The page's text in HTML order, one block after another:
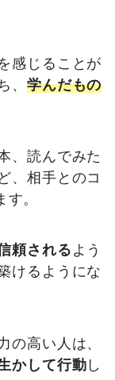
感じることが
、学んだもの
、読んでみた
、相手とのコ
。
頼されるよう
けるようにな
の高い人は、
かして行動し